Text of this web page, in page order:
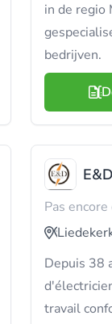
in de regio
bedrijven.
Pas
Depuis 38
travail